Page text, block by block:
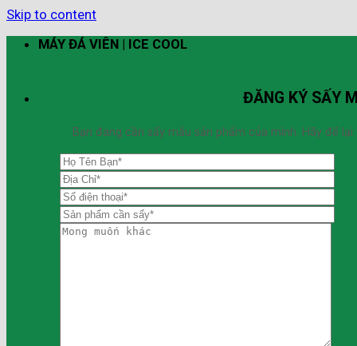
Skip to content
MÁY ĐÁ VIÊN | ICE COOL
ĐĂNG KÝ SẤY
Bạn đang cần sấy mẫu sản phẩm của mình. Hãy để